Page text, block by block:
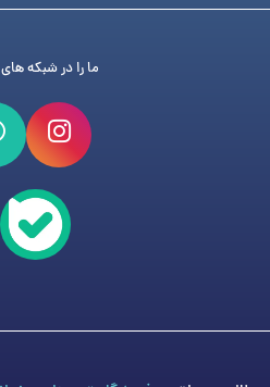
ما را در شبکه